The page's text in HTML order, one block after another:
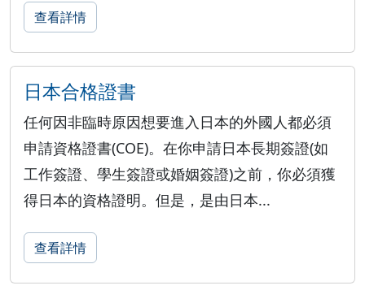
查看詳情
日本合格證書
任何因非臨時原因想要進入日本的外國人都必須
申請資格證書(COE)。在你申請日本長期簽證(如
工作簽證、學生簽證或婚姻簽證)之前，你必須獲
得日本的資格證明。但是，是由日本...
查看詳情